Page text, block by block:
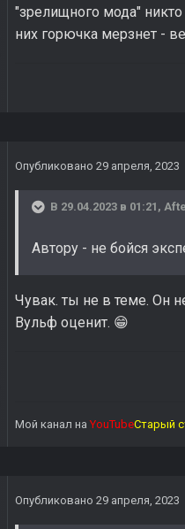
"зрелищного мода"
них горючка мерзнет -
Опубликовано 29 апреля, 2023
В 29.04.2023 в 01:21,
Автору - не бойся
Чувак. ты не в теме. Он
Вульф оценит. 😁
Мой канал наYouTubeСтарый
Опубликовано 29 апреля, 2023